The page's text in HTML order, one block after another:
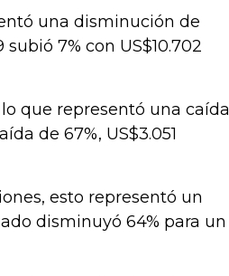
una disminución de
7% con US$10.702
que representó una caída
de 67%, US$3.051
esto representó un
disminuyó 64% para un